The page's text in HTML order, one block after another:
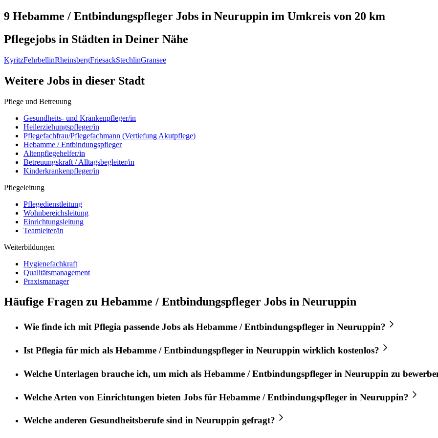
9 Hebamme / Entbindungspfleger Jobs in Neuruppin im Umkreis von 20 km
Pflegejobs in Städten in Deiner Nähe
KyritzFehrbellinRheinsbergFriesackStechlinGransee
Weitere Jobs in dieser Stadt
Pflege und Betreuung
Gesundheits- und Krankenpfleger/in
Heilerziehungspfleger/in
Pflegefachfrau/Pflegefachmann (Vertiefung Akutpflege)
Hebamme / Entbindungspfleger
Altenpflegehelfer/in
Betreuungskraft / Alltagsbegleiter/in
Kinderkrankenpfleger/in
Pflegeleitung
Pflegedienstleitung
Wohnbereichsleitung
Einrichtungsleitung
Teamleiter/in
Weiterbildungen
Hygienefachkraft
Qualitätsmanagement
Praxismanager
Häufige Fragen zu Hebamme / Entbindungspfleger Jobs in Neuruppin
Wie finde ich mitPflegia passende Jobs als Hebamme / Entbindungspfleger in Neuruppin?
Ist Pflegia für mich als Hebamme / Entbindungspfleger in Neuruppin wirklich kostenlos?
Welche Unterlagen brauche ich, um mich als Hebamme / Entbindungspfleger in Neuruppin zu
Welche Arten von Einrichtungen bieten Jobs für Hebamme / Entbindungspfleger in Neuruppin?
Welche anderen Gesundheitsberufe sind in Neuruppin gefragt?